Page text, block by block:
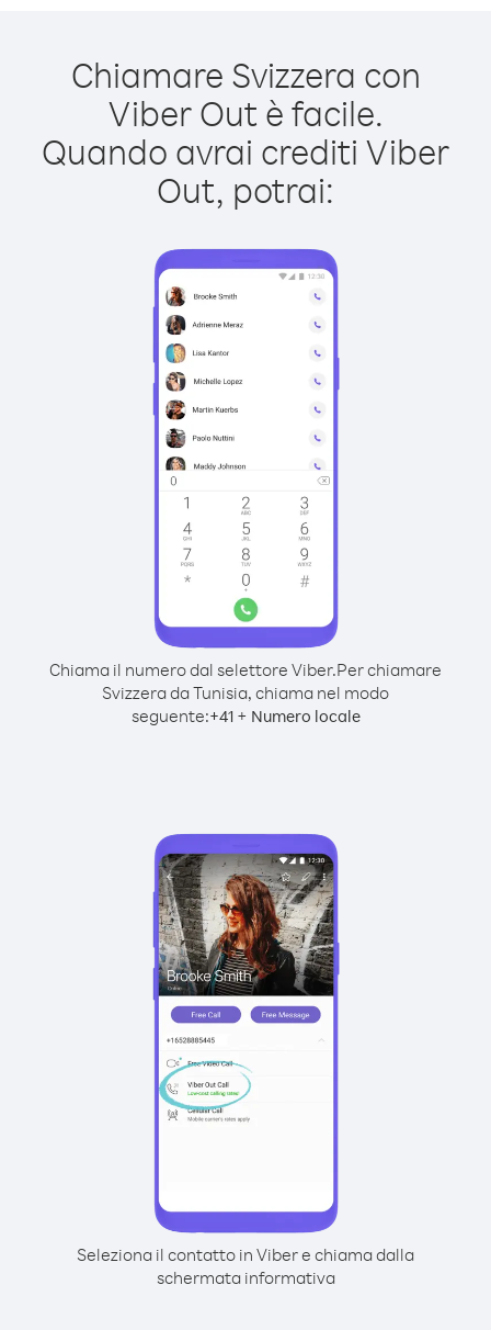
Chiamare Svizzera con
Viber Out è facile.
Quando avrai crediti Viber
Out, potrai:
Chiama il numero dal selettore Viber.Per chiamare
Svizzera da Tunisia, chiama nel modo
seguente:+41+ Numero locale
Seleziona il contatto in Viber e chiama dalla
schermata informativa